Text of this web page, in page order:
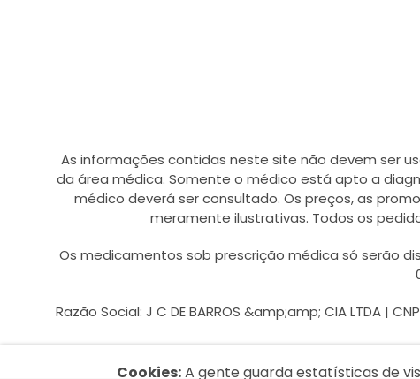
As informações contidas neste site não devem ser
da área médica. Somente o médico está apto a
médico deverá ser consultado. Os preços, as
meramente ilustrativas. Todos os
Os medicamentos sob prescrição médica só serão
Razão Social: J C DE BARROS &amp;amp; CIA LTDA |
Cookies:A gente guarda estatísticas de